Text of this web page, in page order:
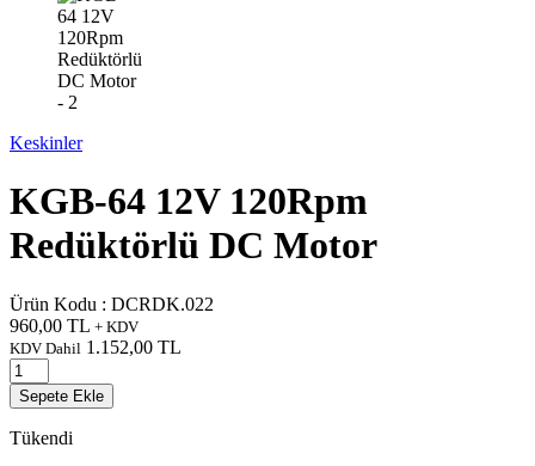
Keskinler
KGB-64 12V 120Rpm
Redüktörlü DC Motor
Ürün Kodu : DCRDK.022
960,00 TL + KDV
KDV Dahil 1.152,00 TL
Sepete Ekle
Tükendi